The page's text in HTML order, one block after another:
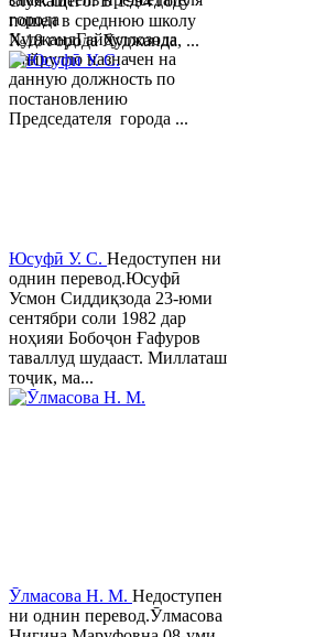
города
ХуджандГайбуллозода
Хайрулло назначен на
данную должность по
постановлению
Председателя города ...
пошел в среднюю школу
№18 города Худжанда, ...
Юсуфӣ У. C. Недоступен ни
однин перевод.Юсуфӣ
Усмон Сиддиқзода 23-юми
сентябри соли 1982 дар
ноҳияи Бобоҷон Ғафуров
таваллуд шудааст. Миллаташ
тоҷик, ма...
Ӯлмасова Н. М. Недоступен
ни однин перевод.Ӯлмасова